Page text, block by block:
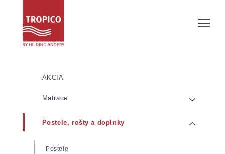
AKCIA
Matrace
Matrace z pamäťovej/lenivej peny
Matrace zo studenej peny
Postele, rošty a doplnky
Postele